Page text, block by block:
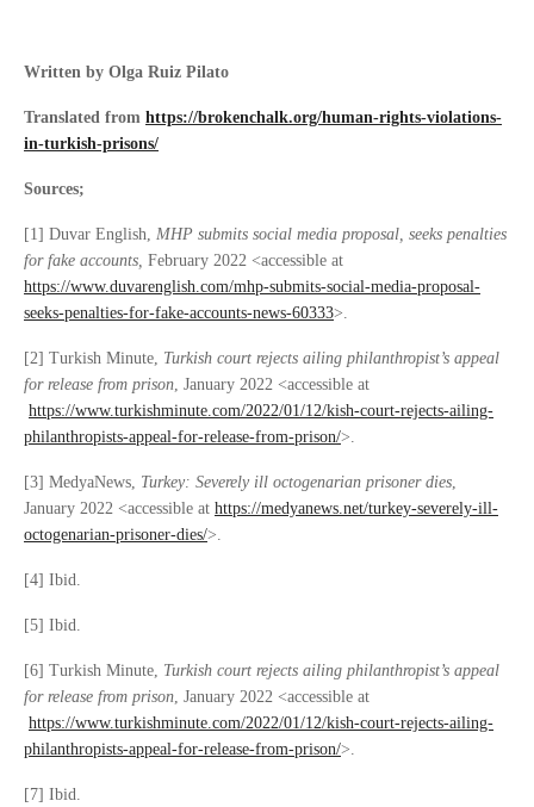
Written by Olga Ruiz Pilato
Translated from https://brokenchalk.org/human-rights-violations-
in-turkish-prisons/
Sources;
[1] Duvar English, MHP submits social media proposal, seeks penalties
for fake accounts, February 2022 <accessible at
https://www.duvarenglish.com/mhp-submits-social-media-proposal-
seeks-penalties-for-fake-accounts-news-60333>.
[2] Turkish Minute, Turkish court rejects ailing philanthropist’s appeal
for release from prison , January 2022 <accessible at
https://www.turkishminute.com/2022/01/12/kish-court-rejects-ailing-
philanthropists-appeal-for-release-from-prison/>.
[3] MedyaNews, Turkey: Severely ill octogenarian prisoner dies
January 2022 <accessible at https://medyanews.net/turkey-severely-ill-
octogenarian-prisoner-dies/>.
[4] Ibid.
[5] Ibid.
[6] Turkish Minute, Turkish court rejects ailing philanthropist’s appeal
for release from prison , January 2022 <accessible at
https://www.turkishminute.com/2022/01/12/kish-court-rejects-ailing-
philanthropists-appeal-for-release-from-prison/>.
[7] Ibid.